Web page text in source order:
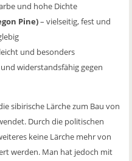
und hohe Dichte
Pine)– vielseitig, fest und
und besonders
widerstandsfähig gegen
sibirische Lärche zum Bau von
Durch die politischen
keine Lärche mehr von
werden. Man hat jedoch mit